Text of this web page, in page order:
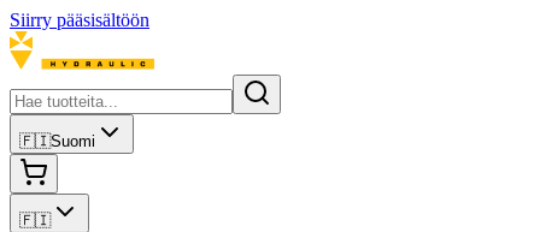
Siirry pääsisältöön
🇫🇮Suomi
🇫🇮